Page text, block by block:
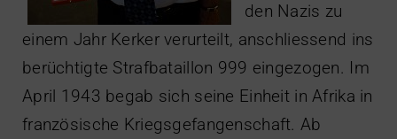
den Nazis zu
einem Jahr Kerker verurteilt, anschliessend ins
berüchtigte Strafbataillon 999 eingezogen. Im
April 1943 begab sich seine Einheit in Afrika in
französische Kriegsgefangenschaft. Ab